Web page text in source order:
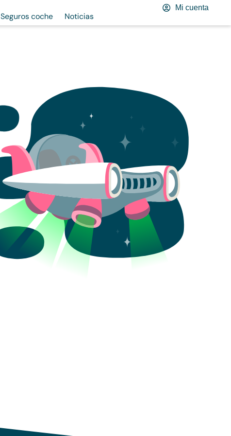
Seguros coche Noticias
Mi cuenta